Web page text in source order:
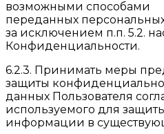
возможными способами
переданных
за исключением п.п. 5.2.
Конфиденциальности.
6.2.3. Принимать меры
защиты
данных Пользователя
используемого для
информации в